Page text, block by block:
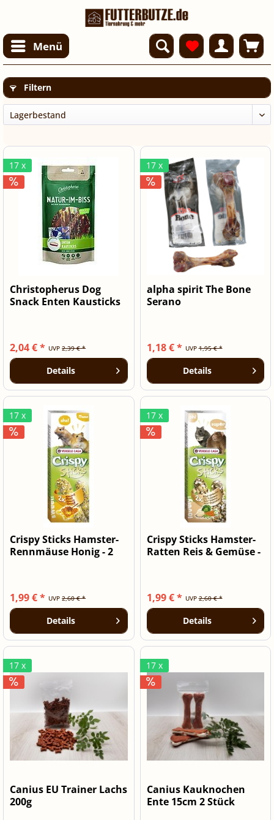
Menü
Filtern
17 x
Christopherus Dog
Snack Enten Kausticks
UVP2,39 € *
2,04 € *
Details
17 x
alpha spirit The Bone
Serano
UVP1,95 € *
1,18 € *
Details
17 x
Crispy Sticks Hamster-
Rennmäuse Honig - 2
UVP2,60 € *
1,99 € *
Details
17 x
Crispy Sticks Hamster-
Ratten Reis & Gemüse -
UVP2,60 € *
1,99 € *
Details
17 x
Canius EU Trainer Lachs
200g
17 x
Canius Kauknochen
Ente 15cm 2 Stück